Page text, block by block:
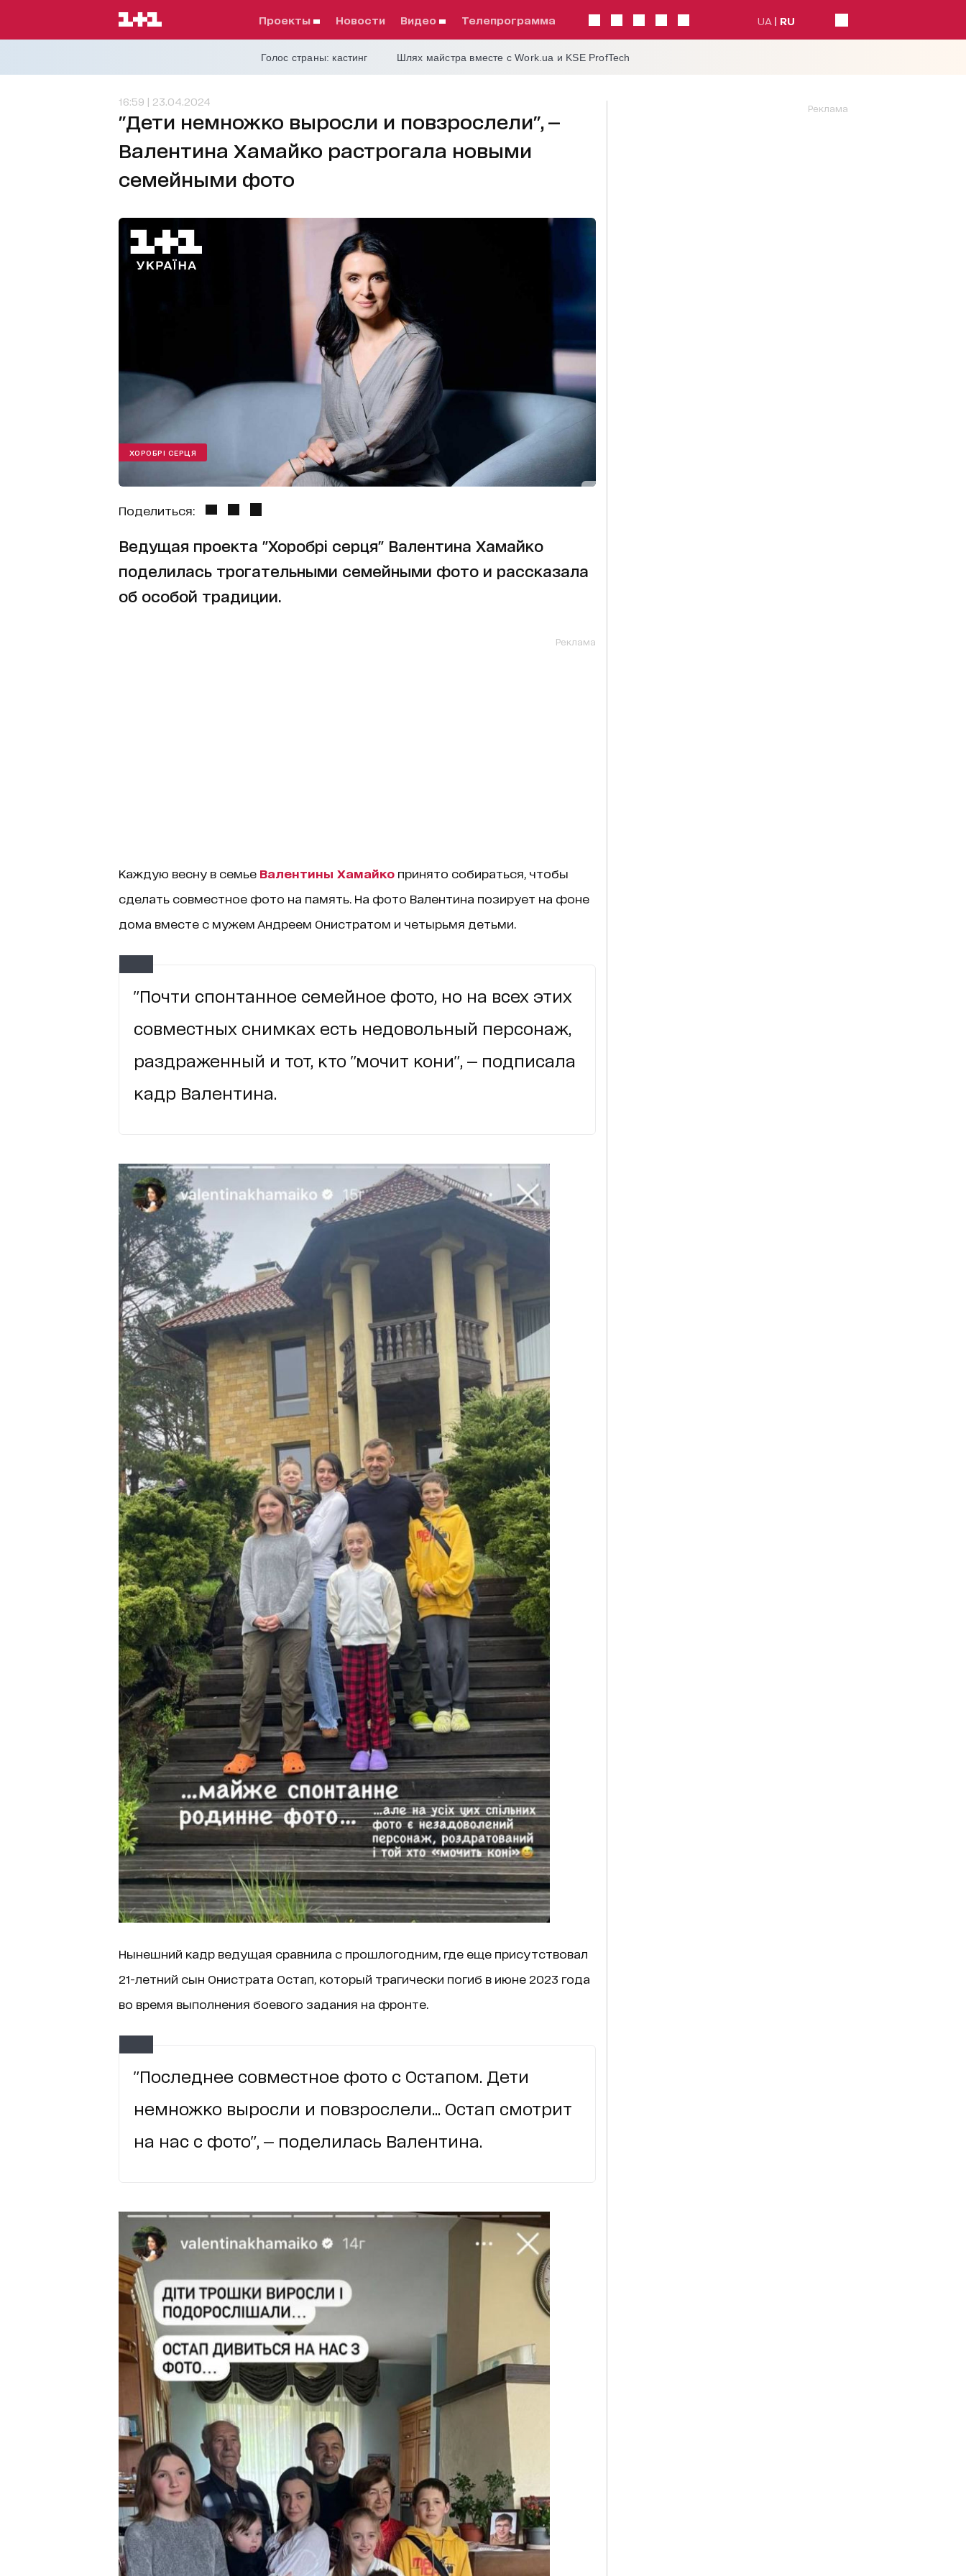
проекты Новости видео телепрограмма UA RU
Голос страны: кастинг Шлях майстра вместе с Work.ua и KSE ProfTech
16:59 | 23.04.2024
"Дети немножко выросли и повзрослели", —
Валентина Хамайко растрогала новыми
семейными фото
ХОРОБРІ СЕРЦЯ
Поделиться:
Ведущая проекта "Хоробрі серця" Валентина Хамайко
поделилась трогательными семейными фото и рассказала
об особой традиции.
Реклама
Каждую весну в семье Валентины Хамайкопринято собираться, чтобы
сделать совместное фото на память. На фото Валентина позирует на фоне
дома вместе с мужем Андреем Онистратом и четырьмя детьми.
"Почти спонтанное семейное фото, но на всех этих
совместных снимках есть недовольный персонаж,
раздраженный и тот, кто "мочит кони", — подписала
кадр Валентина.
Нынешний кадр ведущая сравнила с прошлогодним, где еще присутствовал
21-летний сын Онистрата Остап, который трагически погиб в июне 2023 года
во время выполнения боевого задания на фронте.
"Последнее совместное фото с Остапом. Дети
немножко выросли и повзрослели... Остап смотрит
на нас с фото", — поделилась Валентина.
Реклама